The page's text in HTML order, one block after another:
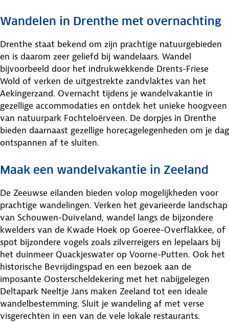
Wandelen in Drenthe met overnachting
Drenthe staat bekend om zijn prachtige natuurgebieden
en is daarom zeer geliefd bij wandelaars. Wandel
bijvoorbeeld door het indrukwekkende Drents-Friese
Wold of verken de uitgestrekte zandvlaktes van het
Aekingerzand. Overnacht tijdens je wandelvakantie in
gezellige accommodaties en ontdek het unieke hoogveen
van natuurpark Fochteloërveen. De dorpjes in Drenthe
bieden daarnaast gezellige horecagelegenheden om je dag
ontspannen af te sluiten.
Maak een wandelvakantie in Zeeland
De Zeeuwse eilanden bieden volop mogelijkheden voor
prachtige wandelingen. Verken het gevarieerde landschap
van Schouwen-Duiveland, wandel langs de bijzondere
kwelders van de Kwade Hoek op Goeree-Overflakkee, of
spot bijzondere vogels zoals zilverreigers en lepelaars bij
het duinmeer Quackjeswater op Voorne-Putten. Ook het
historische Bevrijdingspad en een bezoek aan de
imposante Oosterscheldekering met het nabijgelegen
Deltapark Neeltje Jans maken Zeeland tot een ideale
wandelbestemming. Sluit je wandeling af met verse
visgerechten in een van de vele lokale restaurants.